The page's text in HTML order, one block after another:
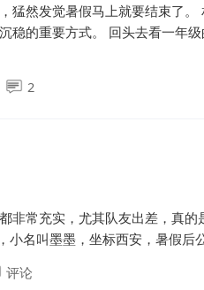
猛然发觉暑假马上就要结束了。
稳的重要方式。 回头去看一年
2
非常充实，尤其队友出差，真
名叫墨墨，坐标西安，暑假后
评论